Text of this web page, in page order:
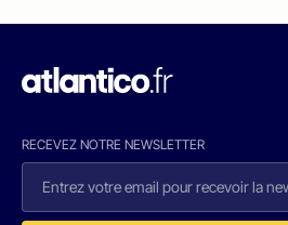
RECEVEZ NOTRE NEWSLETTER